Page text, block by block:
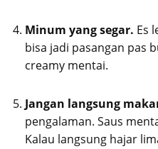
Minum yang segar. Es
bisa jadi pasangan pas
creamy mentai.
Jangan langsung
pengalaman. Saus
Kalau langsung hajar